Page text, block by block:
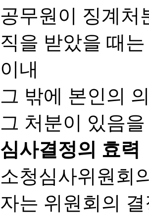
공무원이 징계처
직을 받았을 때
이내
그 밖에 본인의
그 처분이 있음
심사결정의 효력
소청심사위원회
자는 위원회의